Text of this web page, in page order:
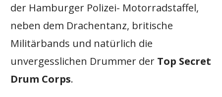
der Hamburger Polizei- Motorradstaffel,
neben dem Drachentanz, britische
Militärbands und natürlich die
unvergesslichen Drummer der Top Secret
Drum Corps.